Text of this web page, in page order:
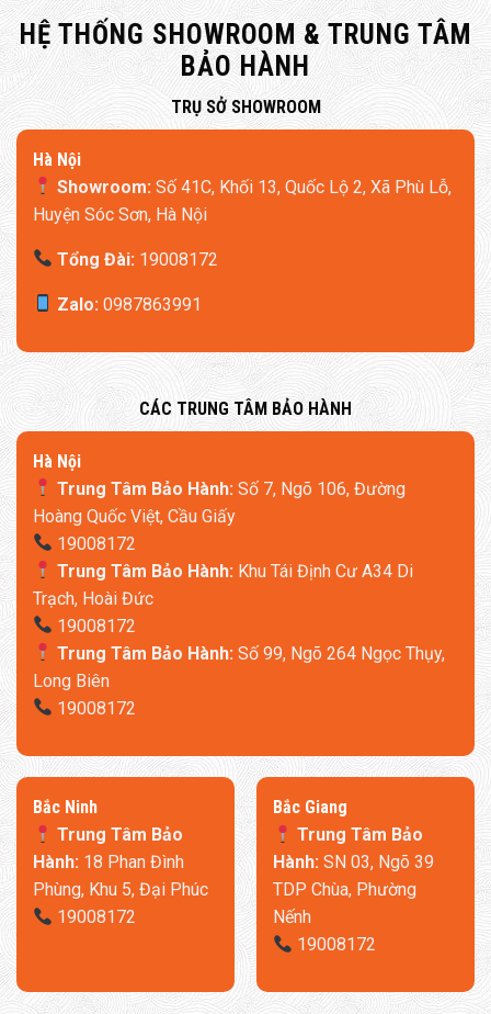
HỆ THỐNG SHOWROOM & TRUNG TÂM
BẢO HÀNH
​TRỤ SỞ SHOWROOM
Hà Nội
Showroom: Số 41C, Khối 13, Quốc Lộ 2, Xã Phù Lỗ,
Huyện Sóc Sơn, Hà Nội
Tổng Đài: 19008172
Zalo: 0987863991
​CÁC TRUNG TÂM BẢO HÀNH
​Hà Nội
Trung Tâm Bảo Hành: Số 7, Ngõ 106, Đường
Hoàng Quốc Việt, Cầu Giấy
19008172
Trung Tâm Bảo Hành: Khu Tái Định Cư A34 Di
Trạch, Hoài Đức
19008172
Trung Tâm Bảo Hành: Số 99, Ngõ 264 Ngọc Thụy,
Long Biên
19008172
​Bắc Ninh
Trung Tâm Bảo
Hành:18 Phan Đình
Phùng, Khu 5, Đại Phúc
19008172
​Bắc Giang
Trung Tâm Bảo
Hành:SN 03, Ngõ 39
TDP Chùa, Phường
Nếnh
19008172